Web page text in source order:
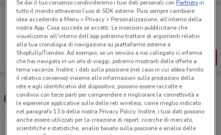
Porta DoveConviene sempre con te!
Puoi trovare le migliori offerte dei negozi vicino a te,
salvarle e creare la tua lista del risparmio, comodamente
dal tuo cellulare.
SCARICA L’APP
Negozi Teneroni a Udine
Via Giovanni Cosattini, 25 Udine
Se dai il tuo consenso condivideremo i tuoi dati personali conPartnersin
tutto il mondo attraverso l’uso di SDK esterne. Puoi sempre cambiare
idea accedendo a Menu > Privacy > Personalizzazione, all’interno della
nostra App. Cosa succede se accetti: Le inserzioni pubblicitarie che
visualizzerai all'interno dell’app potranno trattare di argomenti relativi
alla tua cronologia di navigazione su piattaforme esterne a
Shopfully/Tiendeo. Ad esempio, se un servizio a noi collegato ci informa
che hai navigato in un sito di viaggi, potremo mostrarti delle offerte a
tema vacanze. Inoltre, i dati sulla posizione (nel caso in cui abbia fornito
il relativo consenso) insieme alle informazioni sulle prestazioni della
rete e agli identificativi del dispositivo, possono essere raccolte e
condivisi con terze parti per comprendere e migliorare la connettività e
le esperienze applicative sulle delle reti wireless, come meglio indicato
nel paragrafo 13.b della nostra Privacy Policy. Inoltre, i tuoi dati possono
anche essere utilizzati per la creazione di report, ricerche di mercato,
scientifiche e statistiche, analisi basate sulla posizione e analisi delle